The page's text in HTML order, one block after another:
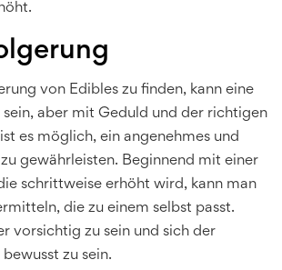
von Edibles zu finden, kann eine
sein, aber mit Geduld und der richtigen
es möglich, ein angenehmes und
gewährleisten. Beginnend mit einer
schrittweise erhöht wird, kann man
die zu einem selbst passt.
vorsichtig zu sein und sich der
zu sein.